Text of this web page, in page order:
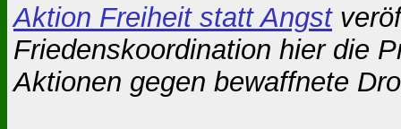
Aktion Freiheit statt Angst
Friedenskoordination hier die
Aktionen gegen bewaffnete